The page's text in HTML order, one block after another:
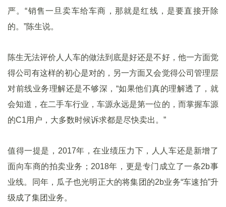
严。“销售一旦卖车给车商，那就是红线，是要直接开除
的。”陈生说。
陈生无法评价人人车的做法到底是好还是不好，他一方面觉
得公司有这样的初心是对的，另一方面又会觉得公司管理层
对前线业务理解还是不够深，“如果他们真的理解透了，就
会知道，在二手车行业，车源永远是第一位的，而掌握车源
的C1用户，大多数时候诉求都是尽快卖出。”
值得一提是，2017年，在业绩压力下，人人车还是新增了
面向车商的拍卖业务；2018年，更是专门成立了一条2b事
业线。同年，瓜子也光明正大的将集团的2b业务“车速拍”升
级成了集团业务。